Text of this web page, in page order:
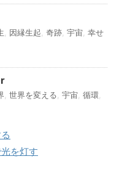
因縁生起 奇跡 宇宙 幸せ
世界を変える 宇宙 循環
を灯す